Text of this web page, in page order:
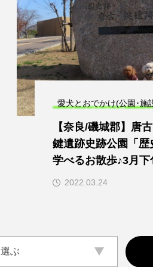
愛犬とおでかけ(公園･施
【奈良/磯城郡】唐古
鍵遺跡史跡公園「歴
学べるお散歩♪3月下
り桜祭り！」
2022.03.24
ぶ
ぶ
(公園･施設etc)
ン